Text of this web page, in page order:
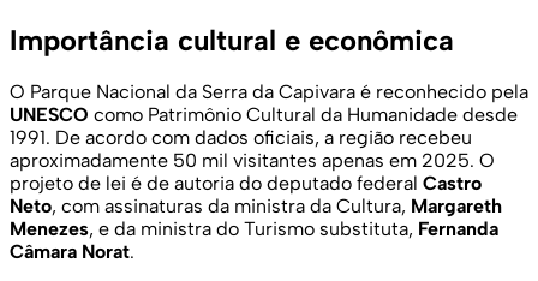
Importância cultural e econômica
O Parque Nacional da Serra da Capivara é reconhecido pela
UNESCO como Patrimônio Cultural da Humanidade desde
1991. De acordo com dados oficiais, a região recebeu
aproximadamente 50 mil visitantes apenas em 2025. O
projeto de lei é de autoria do deputado federal Castro
Neto, com assinaturas da ministra da Cultura, Margareth
Menezes, e da ministra do Turismo substituta, Fernanda
Câmara Norat.